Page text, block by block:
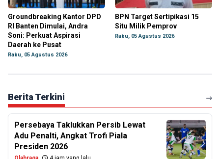
Groundbreaking Kantor DPD
RI Banten Dimulai, Andra
Soni: Perkuat Aspirasi
Daerah ke Pusat
Rabu, 05 Agustus 2026
BPN Target Sertipikasi 15
Situ Milik Pemprov
Rabu, 05 Agustus 2026
Berita Terkini
Persebaya Taklukkan Persib Lewat
Adu Penalti, Angkat Trofi Piala
Presiden 2026